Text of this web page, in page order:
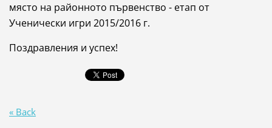
място на районното първенство - етап от
Ученически игри 2015/2016 г.
Поздравления и успех!
« Back